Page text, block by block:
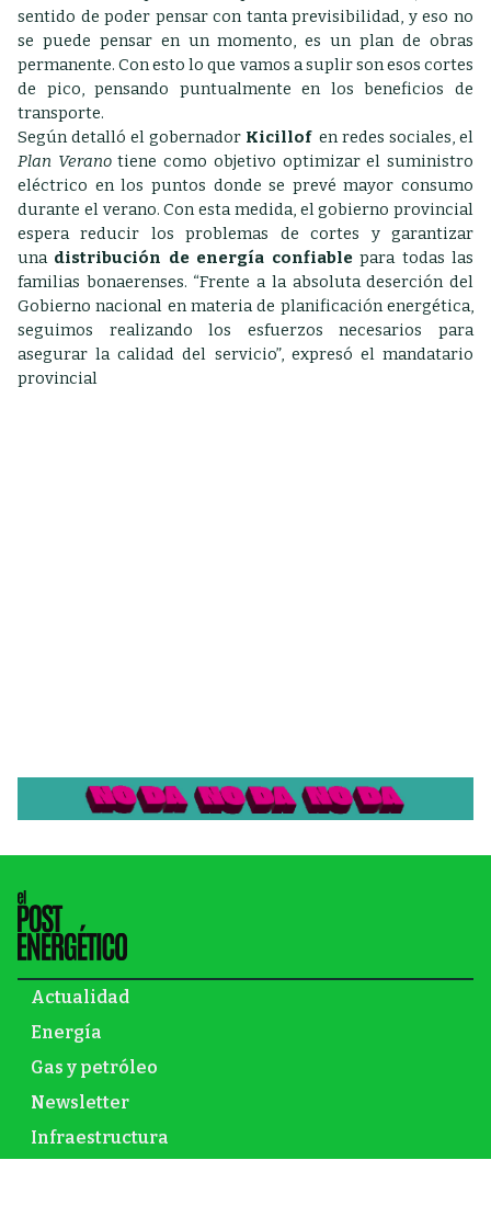
sentido de poder pensar con tanta previsibilidad, y eso no
se puede pensar en un momento, es un plan de obras
permanente. Con esto lo que vamos a suplir son esos cortes
de pico, pensando puntualmente en los beneficios de
transporte.
Según detalló el gobernadorKicillofen redes sociales, el
Plan Veranotiene como objetivo optimizar el suministro
eléctrico en los puntos donde se prevé mayor consumo
durante el verano. Con esta medida, el gobierno provincial
espera reducir los problemas de cortes y garantizar
una distribución de energía confiablepara todas las
familias bonaerenses. “Frente a la absoluta deserción del
Gobierno nacional en materia de planificación energética,
seguimos realizando los esfuerzos necesarios para
asegurar la calidad del servicio”, expresó el mandatario
provincial
Actualidad
Energía
Gas y petróleo
Newsletter
Infraestructura